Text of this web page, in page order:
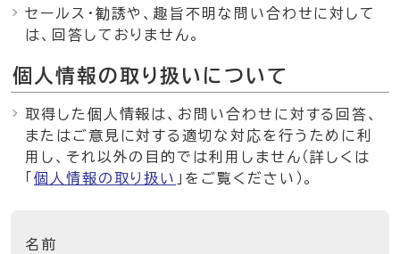
セールス・勧誘や、趣旨不明な問い合わせに対して
は、回答しておりません。
個人情報の取り扱いについて
取得した個人情報は、お問い合わせに対する回答、
またはご意見に対する適切な対応を行うために利
用し、それ以外の目的では利用しません（詳しくは
個人情報の取り扱い 」をご覧ください）。
名前